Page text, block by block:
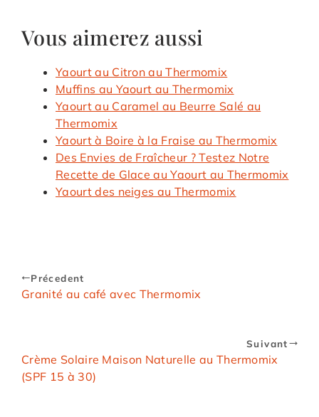
Vous aimerez aussi
Yaourt au Citron au Thermomix
Muffins au Yaourt au Thermomix
Yaourt au Caramel au Beurre Salé au
Thermomix
Yaourt à Boire à la Fraise au Thermomix
Des Envies de Fraîcheur ? Testez Notre
Recette de Glace au Yaourt au Thermomix
Yaourt des neiges au Thermomix
Précedent
Granité au café avec Thermomix
Suivant
Crème Solaire Maison Naturelle au Thermomix
(SPF 15 à 30)